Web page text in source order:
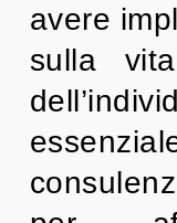
avere
sulla